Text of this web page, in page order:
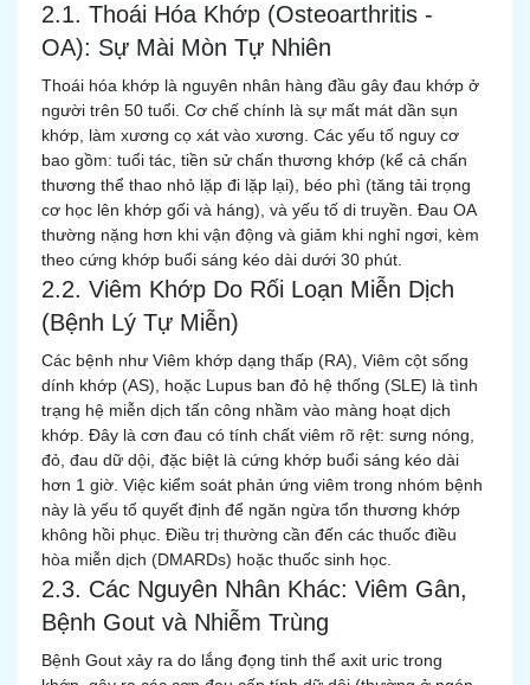
2.1. Thoái Hóa Khớp (Osteoarthritis -
OA): Sự Mài Mòn Tự Nhiên
Thoái hóa khớp là nguyên nhân hàng đầu gây đau khớp ở
người trên 50 tuổi. Cơ chế chính là sự mất mát dần sụn
khớp, làm xương cọ xát vào xương. Các yếu tố nguy cơ
bao gồm: tuổi tác, tiền sử chấn thương khớp (kể cả chấn
thương thể thao nhỏ lặp đi lặp lại), béo phì (tăng tải trọng
cơ học lên khớp gối và háng), và yếu tố di truyền. Đau OA
thường nặng hơn khi vận động và giảm khi nghỉ ngơi, kèm
theo cứng khớp buổi sáng kéo dài dưới 30 phút.
2.2. Viêm Khớp Do Rối Loạn Miễn Dịch
(Bệnh Lý Tự Miễn)
Các bệnh như Viêm khớp dạng thấp (RA), Viêm cột sống
dính khớp (AS), hoặc Lupus ban đỏ hệ thống (SLE) là tình
trạng hệ miễn dịch tấn công nhầm vào màng hoạt dịch
khớp. Đây là cơn đau có tính chất viêm rõ rệt: sưng nóng,
đỏ, đau dữ dội, đặc biệt là cứng khớp buổi sáng kéo dài
hơn 1 giờ. Việc kiểm soát phản ứng viêm trong nhóm bệnh
này là yếu tố quyết định để ngăn ngừa tổn thương khớp
không hồi phục. Điều trị thường cần đến các thuốc điều
hòa miễn dịch (DMARDs) hoặc thuốc sinh học.
2.3. Các Nguyên Nhân Khác: Viêm Gân,
Bệnh Gout và Nhiễm Trùng
Bệnh Gout xảy ra do lắng đọng tinh thể axit uric trong